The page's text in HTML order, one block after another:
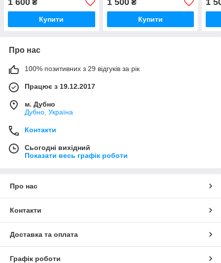
₴
Купити
₴
Купити
Про нас
100% позитивних з 29 відгуків за рік
Працює з 19.12.2017
м. Дубно
Дубно, Україна
Контакти
Сьогодні вихідний
Показати весь графік роботи
Про нас
Контакти
Доставка та оплата
Графік роботи